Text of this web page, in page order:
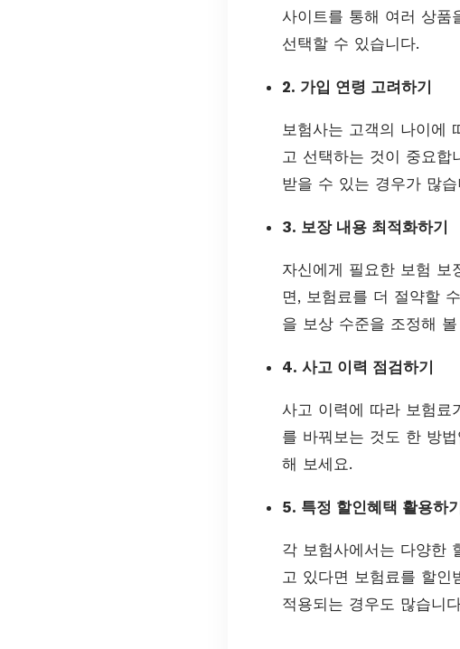
사이트를 통해 여러 상품
선택할 수 있습니다.
2. 가입 연령 고려하기
보험사는 고객의 나이에
고 선택하는 것이 중요합
받을 수 있는 경우가 많습
3. 보장 내용 최적화하기
자신에게 필요한 보험 보
면, 보험료를 더 절약할
을 보상 수준을 조정해
4. 사고 이력 점검하기
사고 이력에 따라 보험료
를 바꿔보는 것도 한 방
해 보세요.
5. 특정 할인혜택 활용하
각 보험사에서는 다양한
고 있다면 보험료를 할
적용되는 경우도 많습니